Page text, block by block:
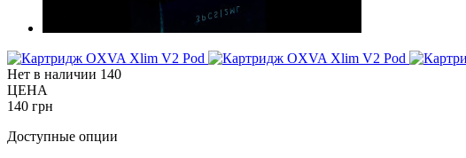
Нет в наличии 140
ЦЕНА
140 грн
Доступные опции